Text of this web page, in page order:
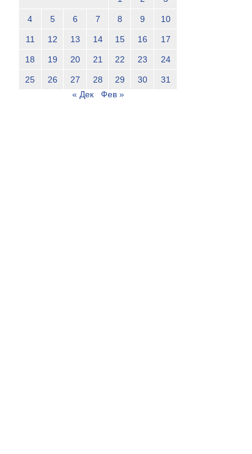
4 5 6 7 8 9 10
11 12 13 14 15 16 17
18 19 20 21 22 23 24
25 26 27 28 29 30
31
« Дек
Фев »